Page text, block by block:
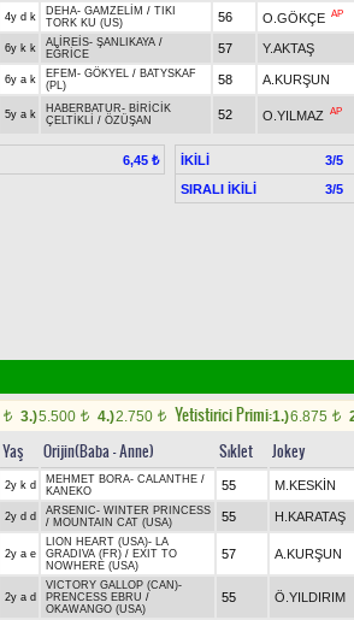
4y d k DEHA- GAMZELİM / TIKI
TORK KU (US)
56 O.GÖKÇE AP
6y k k ALİREİS- ŞANLIKAYA /
EĞRİCE
57 Y.AKTAŞ
6y a k EFEM - GÖKYEL / BATYSKAF
(PL)
58 A.KURŞUN
5y a k HABERBATUR- BİRİCİK
ÇELTİKLİ / ÖZÜŞAN 52 O.YILMAZ AP
6,45 ₺ İKİLİ 3/5
SIRALI İKİLİ
3/5
t 3.)5.500 t 4.)2.750 t Yetistirici Primi:1.)6.875 t
Yaş Orijin(Baba - Anne) Sıklet Jokey
2y k d MEHMET BORA- CALANTHE /
KANEKO
55 M.KESKİN
2y d d ARSENIC- WINTER PRINCESS
/ MOUNTAIN CAT (USA) 55 H.KARATAŞ
2y a e
LION HEART (USA)- LA
GRADIVA (FR) / EXIT TO
NOWHERE (USA)
57 A.KURŞUN
2y a d
VICTORY GALLOP (CAN)-
PRENCESS EBRU /
OKAWANGO (USA)
55 Ö.YILDIRIM